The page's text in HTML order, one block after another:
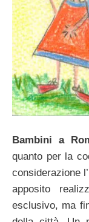
Bambini a
quanto per la
considerazione l’
apposito
esclusivo, ma